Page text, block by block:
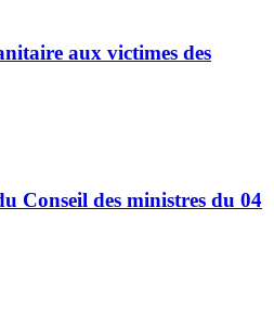
aux victimes des
Conseil des ministres du 04